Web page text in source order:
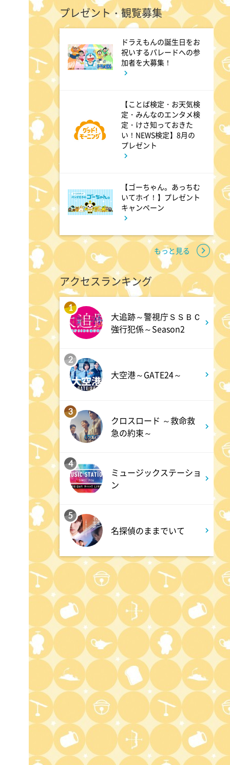
スーパーJチャンネル 井澤健
太朗と森山みなみが<ニュース
よる 7:00
相葉ヒロミのお困りですカ
ー? 2時間SP
よる 9:00
大空港～GATE24～ #3
よる 9:54
報道ステーション
11:10
熱闘甲子園 涙は、強さにな
る。
よる 11:40
And One
よる 11:45
られる懐かし回&傑作回
見取り図じゃん
深夜 1:15
あざとくて何が悪いの? 令和
最新!男女の出会いの場「相席
ラウンジ」に潜入調査!
深夜 1:50
テレ朝サマフェスナビ
深夜 1:52
全力坂
深夜 1:57
プレゼント・観覧募集
ドラえもんの誕生日をお
祝いするパレードへの参
加者を大募集！
【ことば検定・お天気検
定・みんなのエンタメ検
定・けさ知っておきた
い！NEWS検定】8月の
プレゼント
【ゴーちゃん。あっちむ
いてホイ！】プレゼント
キャンペーン
もっと見る
アクセスランキング
1
大追跡～警視庁ＳＳＢＣ
強行犯係～Season2
2
大空港～GATE24～
3
クロスロード ～救命救
急の約束～
4
ミュージックステーショ
ン
5
名探偵のままでいて